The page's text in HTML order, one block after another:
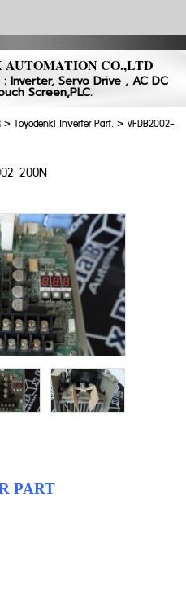
AUTOMATION CO.,LTD
Inverter, Servo Drive , AC DC
Screen,PLC.
>Toyodenki Inverter Part.>VFDB2002-
200N
PART